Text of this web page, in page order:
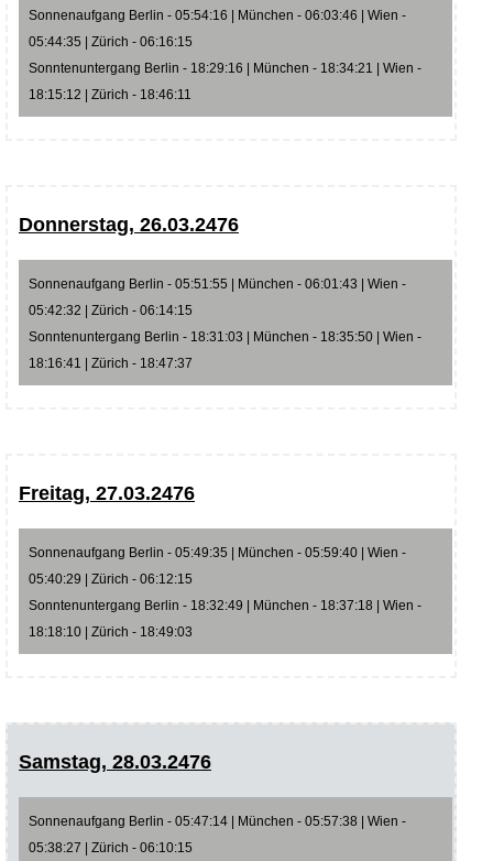
Sonnenaufgang Berlin - 05:54:16 | München - 06:03:46 | Wien -
05:44:35 | Zürich - 06:16:15
Sonntenuntergang Berlin - 18:29:16 | München - 18:34:21 | Wien -
18:15:12 | Zürich - 18:46:11
Donnerstag, 26.03.2476
Sonnenaufgang Berlin - 05:51:55 | München - 06:01:43 | Wien -
05:42:32 | Zürich - 06:14:15
Sonntenuntergang Berlin - 18:31:03 | München - 18:35:50 | Wien -
18:16:41 | Zürich - 18:47:37
Freitag, 27.03.2476
Sonnenaufgang Berlin - 05:49:35 | München - 05:59:40 | Wien -
05:40:29 | Zürich - 06:12:15
Sonntenuntergang Berlin - 18:32:49 | München - 18:37:18 | Wien -
18:18:10 | Zürich - 18:49:03
Samstag, 28.03.2476
Sonnenaufgang Berlin - 05:47:14 | München - 05:57:38 | Wien -
05:38:27 | Zürich - 06:10:15